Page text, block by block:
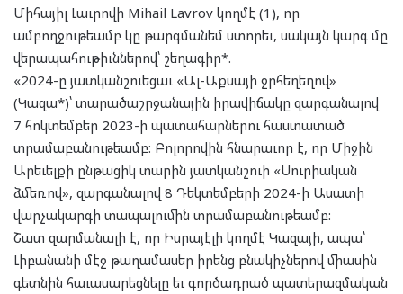
Միհայիլ Լաւրովի Mihail Lavrov կողմէ (1), որ
ամբողջութեամբ կը թարգմանեմ ստորեւ, սակայն կարգ մը
վերապահութիւններով՝ շեղագիր*.
«2024-ը յատկանշուեցաւ «Ալ-Աքսայի ջրհեղեղով»
(Կազա*)՝ տարածաշրջանային իրավիճակը զարգանալով
7 հոկտեմբեր 2023-ի պատահարներու հաստատած
տրամաբանութեամբ: Բոլորովին հնարաւոր է, որ Միջին
Արեւելքի ընթացիկ տարին յատկանշուի «Սուրիական
ձմեռով», զարգանալով 8 Դեկտեմբերի 2024-ի Ասատի
վարչակարգի տապալումին տրամաբանութեամբ:
Շատ զարմանալի է, որ Իսրայէլի կողմէ Կազայի, ապա՝
Լիբանանի մէջ թաղամասեր իրենց բնակիչներով միասին
գետնին հաւասարեցնելը եւ գործադրած պատերազմական